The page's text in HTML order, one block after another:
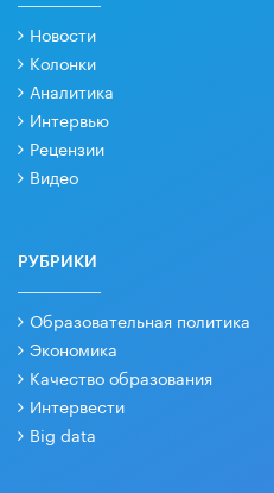
Новости
Колонки
Аналитика
Интервью
Рецензии
Видео
РУБРИКИ
Образовательная политика
Экономика
Качество образования
Интервести
Big data